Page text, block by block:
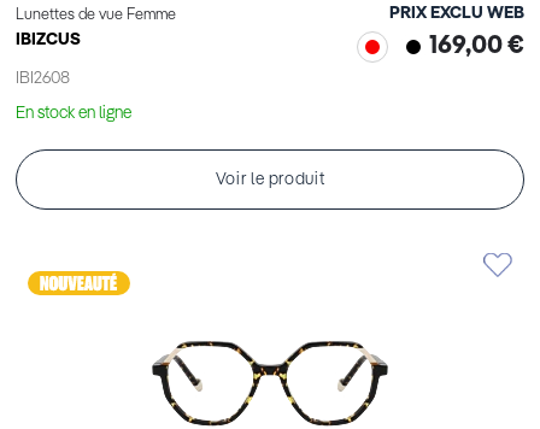
Lunettes de vue Femme
IBIZCUS
IBI2608
PRIX EXCLU WEB
169,00 €
En stock en ligne
Voir le produit